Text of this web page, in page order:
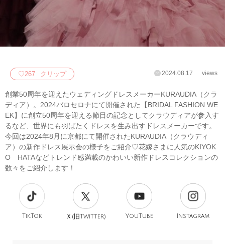
♡267 クリップ 2024.08.17 views
創業50周年を迎えたウェディングドレスメーカーKURAUDIA（クラ
ディア）。2024バロセロナにて開催された【BRIDAL FASHION WE
EK】に創立50周年を迎える節目の記念としてクラウディアが参入す
るなど、世界にも羽ばたくドレスを生み出すドレスメーカーです。
今回は2024年8月に京都にて開催されたKURAUDIA（クラウディ
ア）の新作ドレス展示会の様子をご紹介♡花嫁さまに人気のKIYOK
O HATAなどトレンド感満載のかわいい新作ドレスコレクションの
数々をご紹介します！
TikTok Ｘ(旧 Twitter) YouTube Instagram